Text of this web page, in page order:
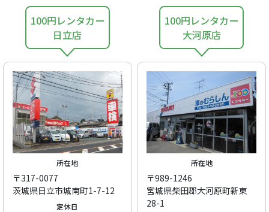
100円レンタカー
日立店
所在地
〒317-0077
茨城県日立市城南町1-7-12
定休日
100円レンタカー
大河原店
所在地
〒989-1246
宮城県柴田郡大河原町新東
28-1